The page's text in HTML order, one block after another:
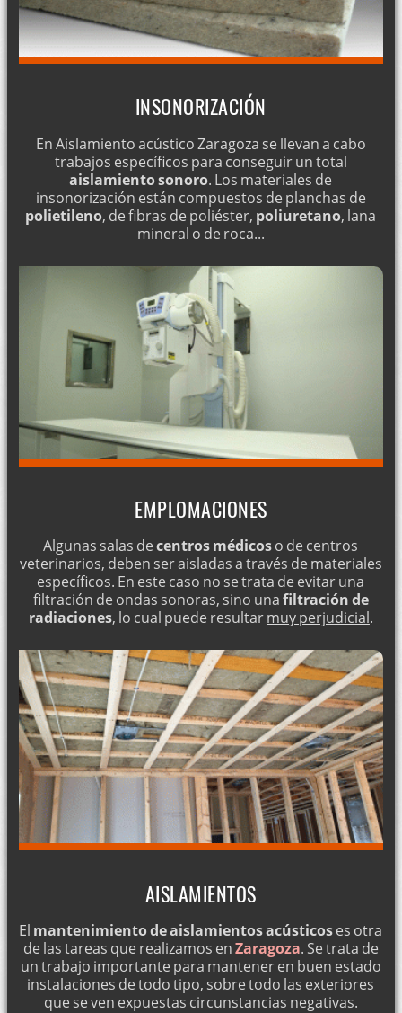
INSONORIZACIÓN
En Aislamiento acústico Zaragoza se llevan a cabo
trabajos específicos para conseguir un total
aislamiento sonoro. Los materiales de
insonorización están compuestos de planchas de
polietileno, de fibras de poliéster, poliuretano, lana
mineral o de roca...
EMPLOMACIONES
Algunas salas decentros médicoso de centros
veterinarios, deben ser aisladas a través de materiales
específicos. En este caso no se trata de evitar una
filtración de ondas sonoras, sino unafiltración de
radiaciones, lo cual puede resultarmuy perjudicial.
AISLAMIENTOS
El mantenimiento de aislamientos acústicoses otra
de las tareas que realizamos enZaragoza. Se trata de
un trabajo importante para mantener en buen estado
instalaciones de todo tipo, sobre todo las exteriores
que se ven expuestas circunstancias negativas.